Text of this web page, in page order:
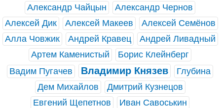
Александр Чайцын
Александр Чернов
Алексей Дик
Алексей Макеев
Алексей Семёнов
Алла Човжик
Андрей Кравец
Андрей Ливадный
Артем Каменистый
Борис Клейнберг
Вадим Пугачев
Владимир Князев
Глубина
Дем Михайлов
Дмитрий Кузнецов
Евгений Щепетнов
Иван Савоськин